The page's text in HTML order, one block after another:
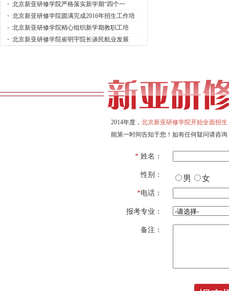
· 北京新亚研修学院严格落实新学期“四个一
· 北京新亚研修学院圆满完成2016年招生工作培
· 北京新亚研修学院精心组织新学期教职工培
· 北京新亚研修学院崔明宇院长谈民航业发展
2014年度，北京新亚研修学院开始全面招生
能第一时间告知于您！如有任何疑问请咨询
* 姓名：
性别： 男 女
*电话：
报考专业：
备注：